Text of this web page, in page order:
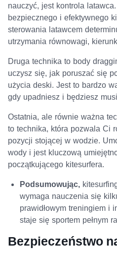
nauczyć, jest kontrola
bezpiecznego i efektywnego
sterowania latawcem
utrzymania równowagi,
Druga technika to body
uczysz się, jak poruszać się
użycia deski. Jest to bardzo
gdy upadniesz i będziesz
Ostatnia, ale równie ważna
to technika, która pozwala Ci
pozycji stojącej w wodzie.
wody i jest kluczową
początkującego kitesurfera.
Podsumowując,
wymaga nauczenia się
prawidłowym treningiem i
staje się sportem pełnym
Bezpieczeństwo